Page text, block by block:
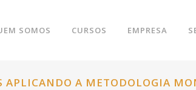
SOMOS CURSOS EMPRESA
APLICANDO A METODOLOGIA